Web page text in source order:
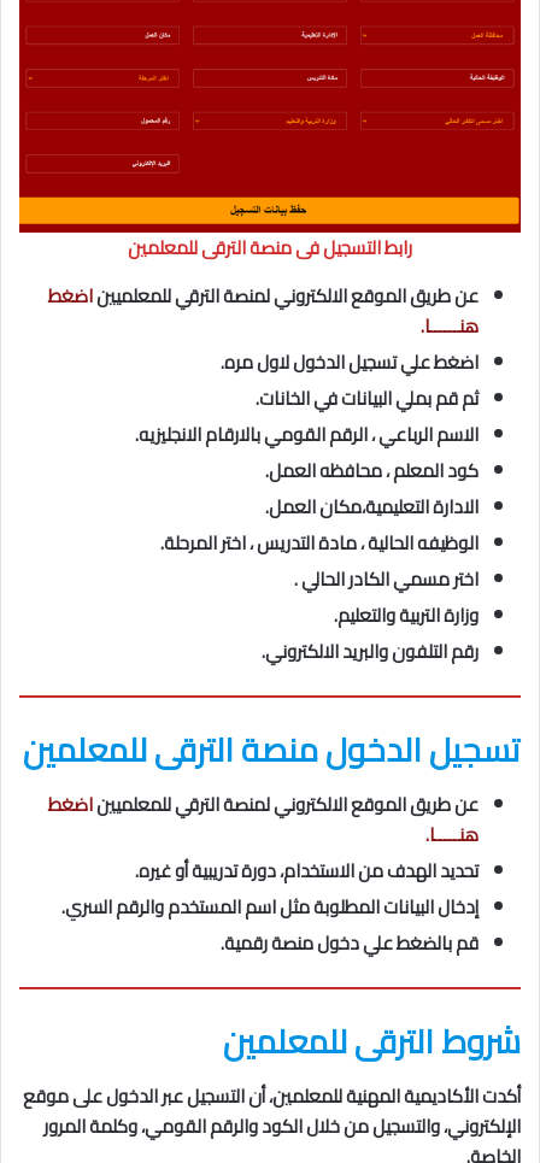
رابط التسجيل فى منصة الترقى للمعلمين
عن طريق الموقع الالكتروني لمنصة الترقي للمعلمييناضغط
هنــــــا.
اضغط علي تسجيل الدخول لاول مره.
ثم قم بملي البيانات في الخانات.
الاسم الرباعي ، الرقم القومي بالارقام الانجليزيه.
كود المعلم ، محافظه العمل.
الادارة التعليمية،مكان العمل.
الوظيفه الحالية ، مادة التدريس ، اختر المرحلة.
اختر مسمي الكادر الحالي .
وزارة التربية والتعليم.
رقم التلفون والبريد الالكتروني.
تسجيل الدخول منصة الترقى للمعلمين
عن طريق الموقع الالكتروني لمنصة الترقي للمعلمييناضغط
هنـــــا.
تحديد الهدف من الاستخدام، دورة تدريبية أو غيره.
إدخال البيانات المطلوبة مثل اسم المستخدم والرقم السري.
قم بالضغط علي دخول منصة رقمية.
شروط الترقى للمعلمين
أكدت الأكاديمية المهنية للمعلمين، أن التسجيل عبر الدخول على موقع
الإلكتروني، والتسجيل من خلال الكود والرقم القومي، وكلمة المرور
الخاصة.